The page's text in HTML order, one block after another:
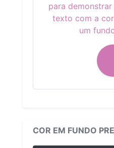
para
texto com a
um
COR EM FUNDO